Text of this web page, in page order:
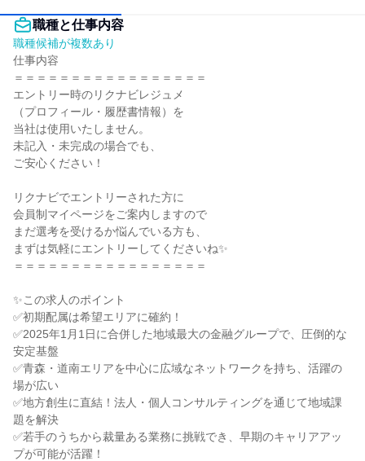
職種と仕事内容
職種候補が複数あり
仕事内容
＝＝＝＝＝＝＝＝＝＝＝＝＝＝＝＝＝
エントリー時のリクナビレジュメ
（プロフィール・履歴書情報）を
当社は使用いたしません。
未記入・未完成の場合でも、
ご安心ください！
リクナビでエントリーされた方に
会員制マイページをご案内しますので
まだ選考を受けるか悩んでいる方も、
まずは気軽にエントリーしてくださいね✨
＝＝＝＝＝＝＝＝＝＝＝＝＝＝＝＝＝
✨この求人のポイント
✅初期配属は希望エリアに確約！
✅2025年1月1日に合併した地域最大の金融グループで、圧倒的な
安定基盤
✅青森・道南エリアを中心に広域なネットワークを持ち、活躍の
場が広い
✅地方創生に直結！法人・個人コンサルティングを通じて地域課
題を解決
✅若手のうちから裁量ある業務に挑戦でき、早期のキャリアアッ
プが可能が活躍！